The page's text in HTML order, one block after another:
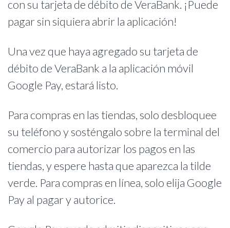
con su tarjeta de débito de VeraBank. ¡Puede
pagar sin siquiera abrir la aplicación!
Una vez que haya agregado su tarjeta de
débito de VeraBank a la aplicación móvil
Google Pay, estará listo.
Para compras en las tiendas, solo desbloquee
su teléfono y sosténgalo sobre la terminal del
comercio para autorizar los pagos en las
tiendas, y espere hasta que aparezca la tilde
verde. Para compras en línea, solo elija Google
Pay al pagar y autorice.